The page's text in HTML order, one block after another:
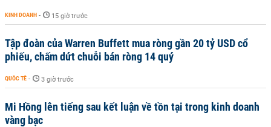
KINH DOANH - 15 giờ trước
Tập đoàn của Warren Buffett mua ròng gần 20 tỷ USD cổ
phiếu, chấm dứt chuỗi bán ròng 14 quý
QUỐC TẾ - 3 giờ trước
Mi Hồng lên tiếng sau kết luận về tồn tại trong kinh doanh
vàng bạc